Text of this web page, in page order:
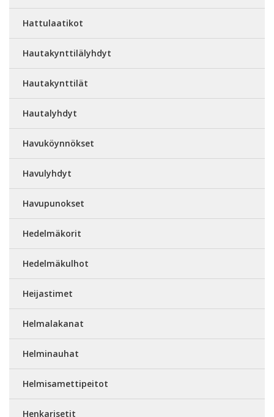
Hattulaatikot
Hautakynttilälyhdyt
Hautakynttilät
Hautalyhdyt
Havuköynnökset
Havulyhdyt
Havupunokset
Hedelmäkorit
Hedelmäkulhot
Heijastimet
Helmalakanat
Helminauhat
Helmisamettipeitot
Henkarisetit